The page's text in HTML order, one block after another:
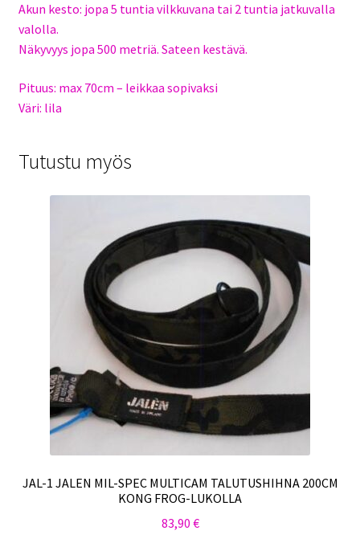
Akun kesto: jopa 5 tuntia vilkkuvana tai 2 tuntia jatkuvalla
valolla.
Näkyvyys jopa 500 metriä. Sateen kestävä.
Pituus: max 70cm – leikkaa sopivaksi
Väri: lila
Tutustu myös
JAL-1 JALEN MIL-SPEC MULTICAM TALUTUSHIHNA 200CM
KONG FROG-LUKOLLA
83,90 €